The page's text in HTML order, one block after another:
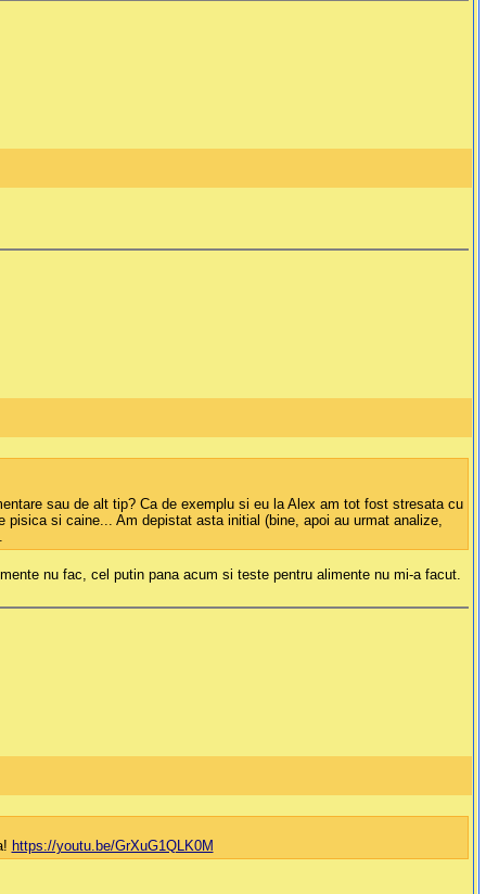
sau de alt tip? Ca de exemplu si eu la Alex am tot fost stresata cu
si caine... Am depistat asta initial (bine, apoi au urmat analize,
nu fac, cel putin pana acum si teste pentru alimente nu mi-a facut.
https://youtu.be/GrXuG1QLK0M